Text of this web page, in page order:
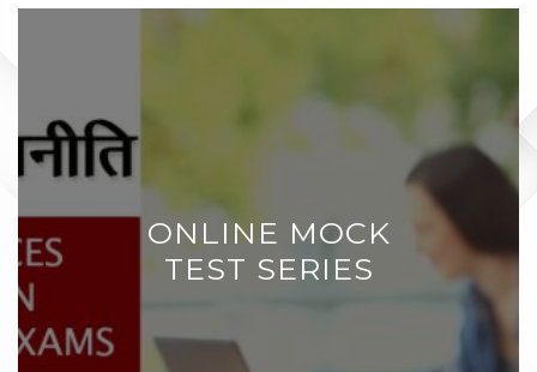
ONLINE MOCK
TEST SERIES